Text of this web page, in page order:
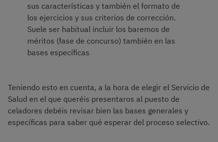
sus características y también el formato de
los ejercicios y sus criterios de corrección.
Suele ser habitual incluir los baremos de
méritos (fase de concurso) también en las
bases específicas
Teniendo esto en cuenta, a la hora de elegir el Servicio de
Salud en el que queréis presentaros al puesto de
celadores debéis revisar bien las bases generales y
específicas para saber qué esperar del proceso selectivo.